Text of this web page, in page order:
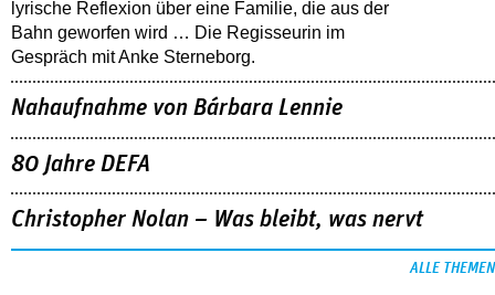
lyrische Reflexion über eine ­Familie, die aus der
Bahn geworfen wird … Die Regisseurin im
Gespräch mit Anke Sterneborg.
Nahaufnahme von Bárbara Lennie
80 Jahre DEFA
Christopher Nolan – Was bleibt, was nervt
ALLE THEMEN